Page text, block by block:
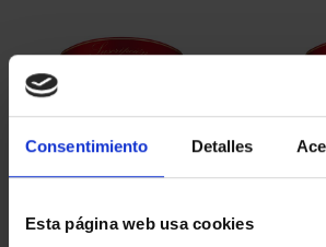
Consentimiento Detalles
Esta página web usa cookies